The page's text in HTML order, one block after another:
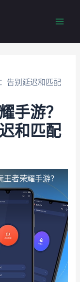
告别延迟和匹配
手游？
和匹配
者荣耀手游？